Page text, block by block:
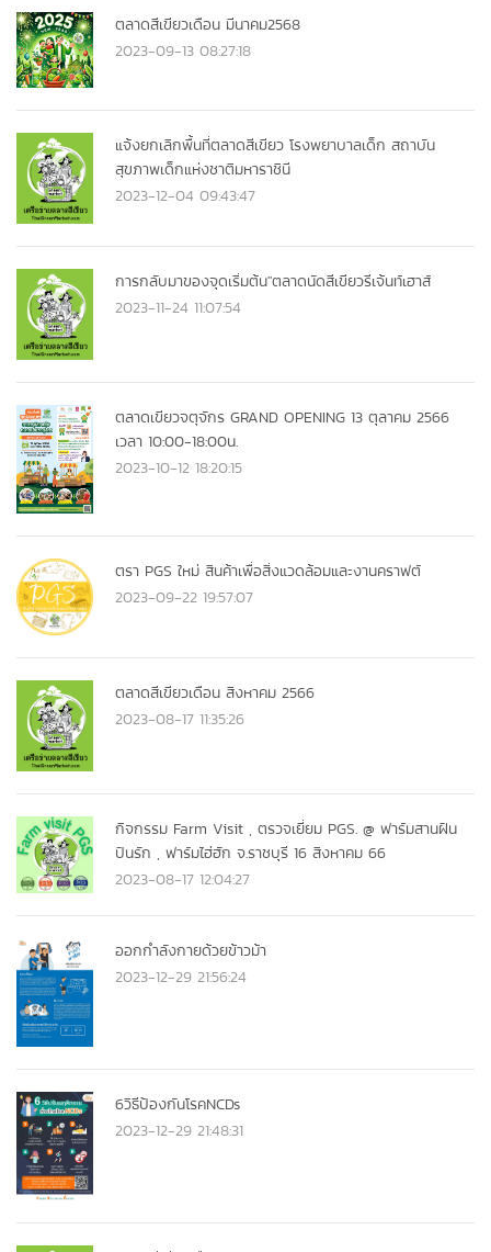
ตลาดสีเขียวเดือน มีนาคม2568
2023-09-13 08:27:18
แจ้งยกเลิกพื้นที่ตลาดสีเขียว โรงพยาบาลเด็ก สถาบัน
สุขภาพเด็กแห่งชาติมหาราชินี
2023-12-04 09:43:47
การกลับมาของจุดเริ่มต้น"ตลาดนัดสีเขียวรีเจ้นท์เฮาส์
2023-11-24 11:07:54
ตลาดเขียวจตุจักร GRAND OPENING 13 ตุลาคม 2566
เวลา 10:00-18:00น.
2023-10-12 18:20:15
ตรา PGS ใหม่ สินค้าเพื่อสิ่งแวดล้อมและงานคราฟต์
2023-09-22 19:57:07
ตลาดสีเขียวเดือน สิงหาคม 2566
2023-08-17 11:35:26
กิจกรรม Farm Visit , ตรวจเยี่ยม PGS. @ ฟาร์มสานฝัน
ปันรัก , ฟาร์มไฮ่ฮัก จ.ราชบุรี 16 สิงหาคม 66
2023-08-17 12:04:27
ออกกำลังกายด้วยข้าวม้า
2023-12-29 21:56:24
6วิธีป้องกันโรคNCDs
2023-12-29 21:48:31